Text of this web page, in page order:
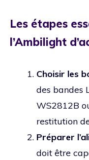
Les étapes
l’Ambilight
Choisir les
des bandes
WS2812B
restitution
Préparer
doit être